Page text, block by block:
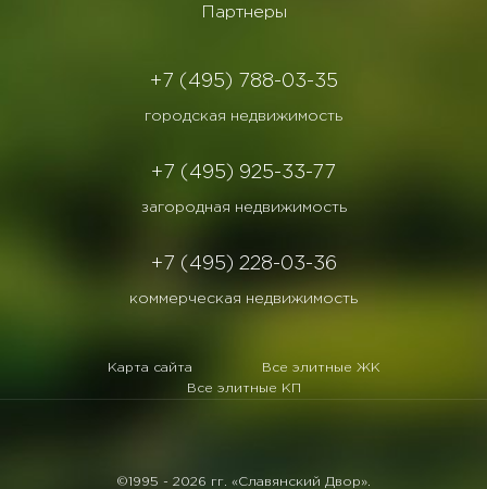
Партнеры
+7 (495) 788-03-35
городская недвижимость
+7 (495) 925-33-77
загородная недвижимость
+7 (495) 228-03-36
коммерческая недвижимость
Карта сайта
Все элитные ЖК
Все элитные КП
©1995 - 2026 гг. «Славянский Двор».